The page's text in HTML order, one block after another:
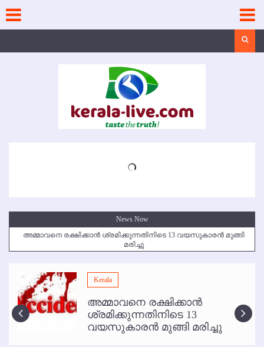
content
News Now
അമ്മാവനെ രക്ഷിക്കാന്‍ ശ്രമിക്കുന്നതിനിടെ 13 വയസുകാരന്‍ മുങ്ങി
മരിച്ചു
മമ്പുറം ആണ്ടു നേര്‍ച്ച ജൂണ്‍ 17 മുതല്‍
ഇനി രമേശ് പിഷാരടി സ്റ്റേജ് ഷോകള്‍ക്ക് ഇല്ല
കോഴിക്കോട് വിമാനത്താവളത്തില്‍ അനധികൃത പാര്‍ക്കിംഗ് പിരിവ് :
പരാതി തള്ളി
Kerala
അമ്മാവനെ രക്ഷിക്കാന്‍
ശ്രമിക്കുന്നതിനിടെ 13
വയസുകാരന്‍ മുങ്ങി മരിച്ചു